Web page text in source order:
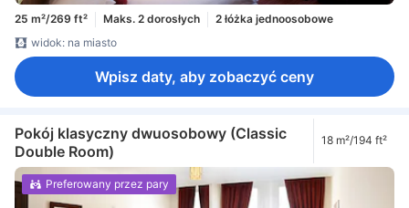
25 m²/269 ft² Maks. 2 dorosłych
2 łóżka jednoosobowe
widok: na miasto
Wpisz daty, aby zobaczyć ceny
Pokój klasyczny dwuosobowy (Classic
Double Room)
18 m²/194 ft²
Preferowany przez pary